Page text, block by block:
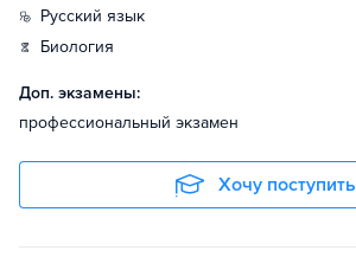
русский язык
биология
Доп. экзамены:
профессиональный экзамен
Хочу поступить